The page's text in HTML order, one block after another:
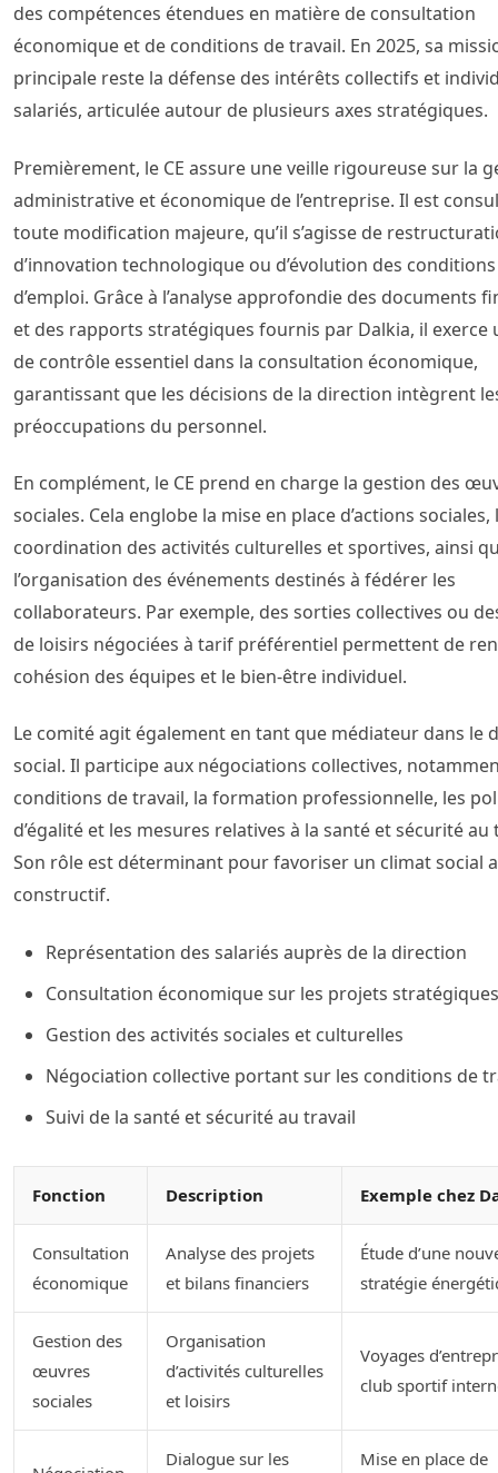
des compétences étendues en matière de consultation
économique et de conditions de travail. En 2025, sa
principale reste la défense des intérêts collectifs et
salariés, articulée autour de plusieurs axes stratégiques.
Premièrement, le CE assure une veille rigoureuse sur la
administrative et économique de l’entreprise. Il est
toute modification majeure, qu’il s’agisse de
d’innovation technologique ou d’évolution des conditions
d’emploi. Grâce à l’analyse approfondie des documents
et des rapports stratégiques fournis par Dalkia, il exerce
de contrôle essentiel dans la consultation économique,
garantissant que les décisions de la direction intègrent
préoccupations du personnel.
En complément, le CE prend en charge la gestion des
sociales. Cela englobe la mise en place d’actions sociales,
coordination des activités culturelles et sportives, ainsi
l’organisation des événements destinés à fédérer les
collaborateurs. Par exemple, des sorties collectives ou
de loisirs négociées à tarif préférentiel permettent de
cohésion des équipes et le bien-être individuel.
Le comité agit également en tant que médiateur dans le
social. Il participe aux négociations collectives,
conditions de travail, la formation professionnelle, les
d’égalité et les mesures relatives à la santé et sécurité au
Son rôle est déterminant pour favoriser un climat social
constructif.
Représentation des salariés auprès de la direction
Consultation économique sur les projets stratégiques
Gestion des activités sociales et culturelles
Négociation collective portant sur les conditions de
Suivi de la santé et sécurité au travail
Fonction Description Exemple chez
Consultation
économique
Analyse des projets
et bilans financiers
Étude d’une
stratégie
Gestion des
œuvres
sociales
Organisation
d’activités culturelles
et loisirs
Voyages
club sportif
Dialogue sur les Mise en place de